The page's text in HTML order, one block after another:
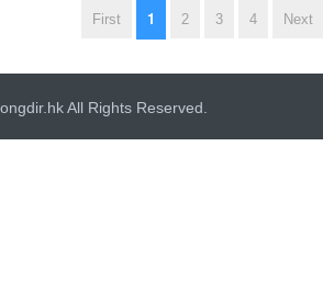
First 1 2 3 4 Next
All Rights Reserved.